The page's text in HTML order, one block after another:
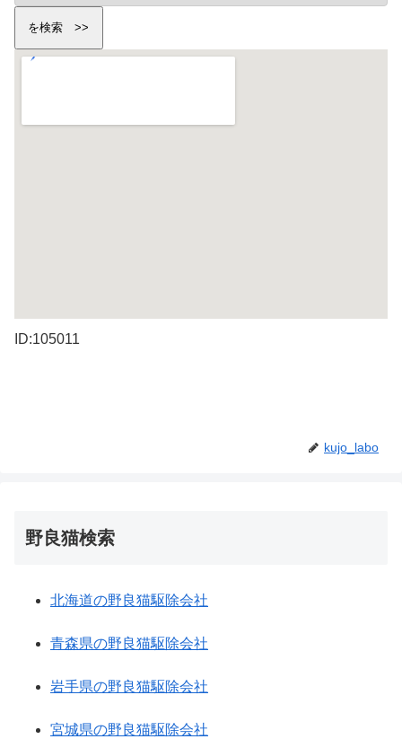
ID:105011
kujo_labo
野良猫検索
北海道の野良猫駆除会社
青森県の野良猫駆除会社
岩手県の野良猫駆除会社
宮城県の野良猫駆除会社